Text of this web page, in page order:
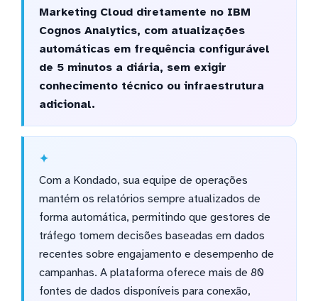
Marketing Cloud diretamente no IBM
Cognos Analytics, com atualizações
automáticas em frequência configurável
de 5 minutos a diária, sem exigir
conhecimento técnico ou infraestrutura
adicional.
Com a Kondado, sua equipe de operações
mantém os relatórios sempre atualizados de
forma automática, permitindo que gestores de
tráfego tomem decisões baseadas em dados
recentes sobre engajamento e desempenho de
campanhas. A plataforma oferece mais de 80
fontes de dados disponíveis para conexão,